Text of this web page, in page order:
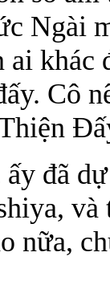
Ngài
ai khác
Cô
đã
nữa,